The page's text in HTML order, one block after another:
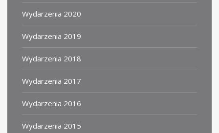
Wydarzenia 2020
Wydarzenia 2019
Wydarzenia 2018
Wydarzenia 2017
Wydarzenia 2016
Wydarzenia 2015